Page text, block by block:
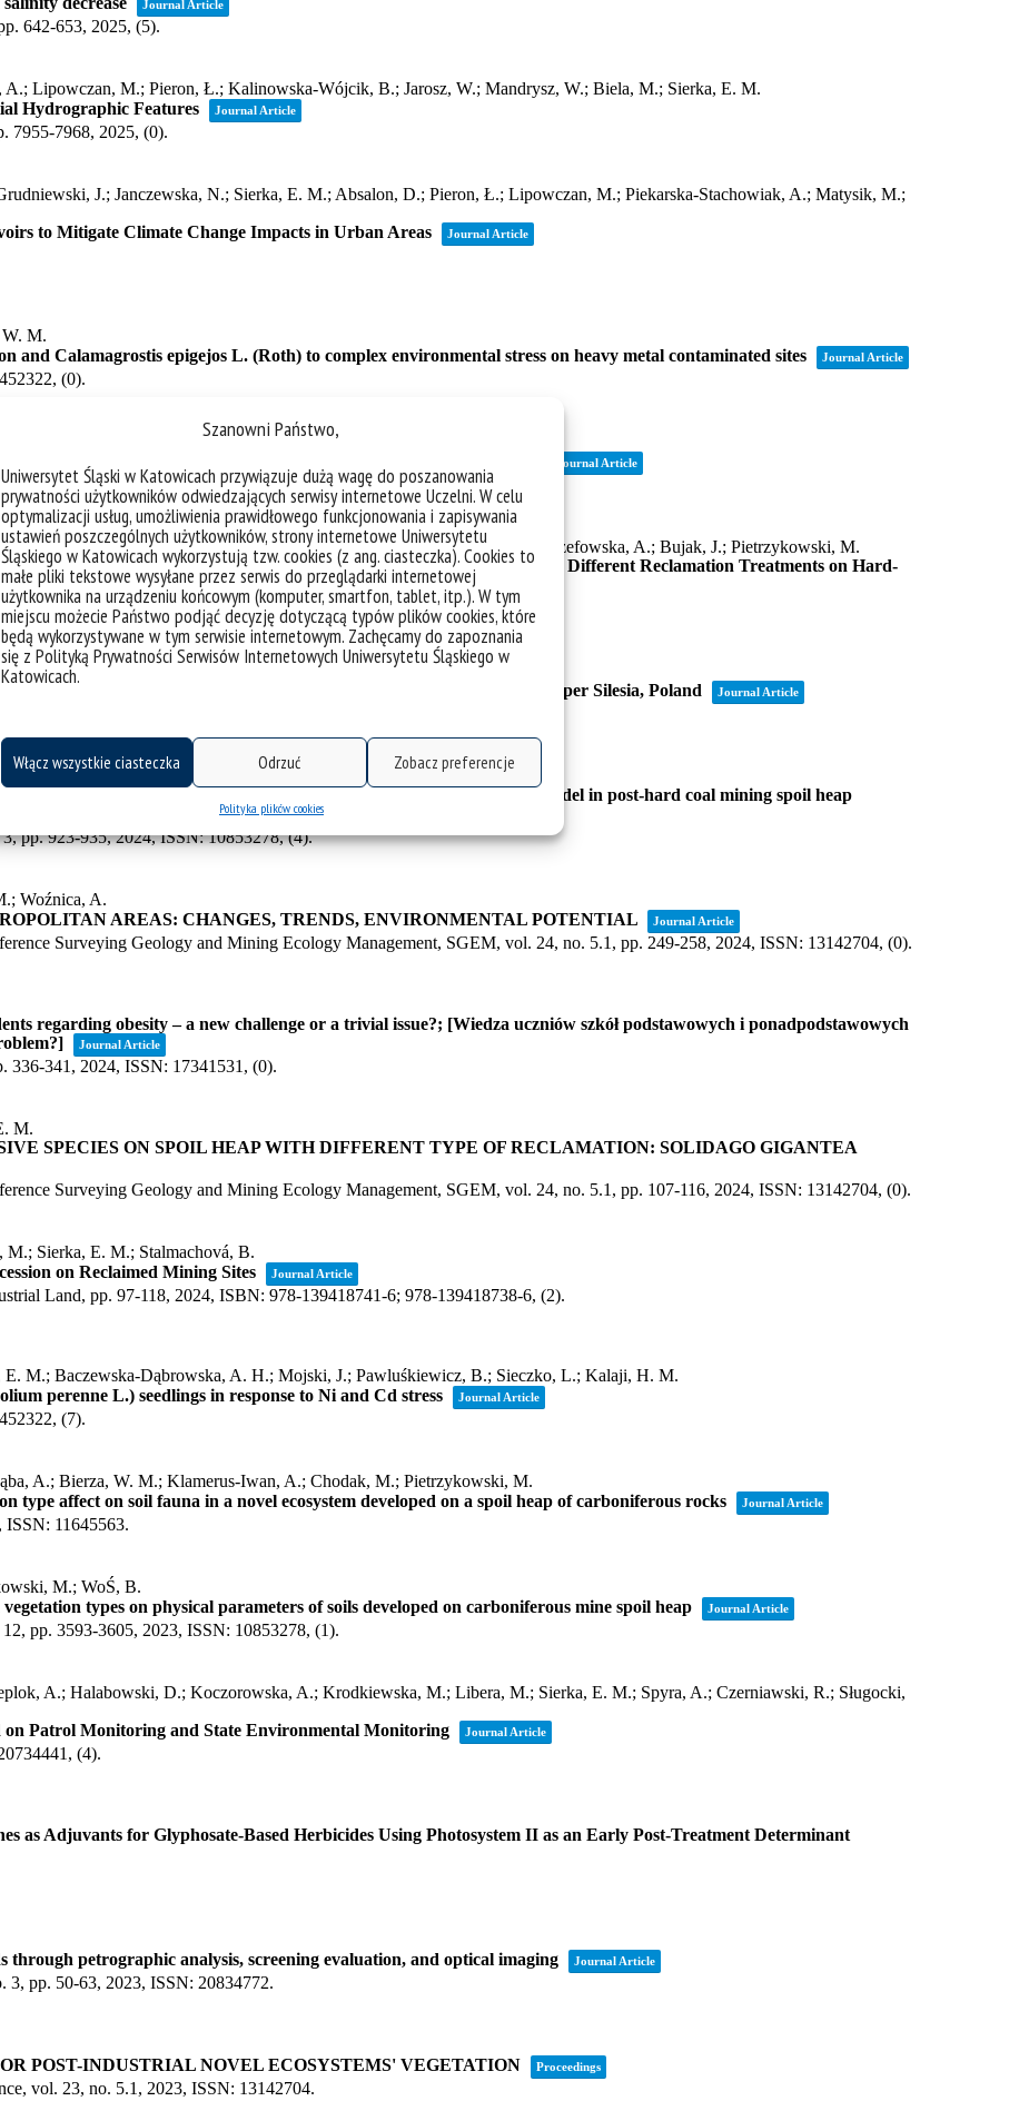
Szanowni Państwo,
Uniwersytet Śląski w Katowicach przywiązuje dużą wagę do poszanowania
prywatności użytkowników odwiedzających serwisy internetowe Uczelni. W celu
optymalizacji usług, umożliwienia prawidłowego funkcjonowania i zapisywania
ustawień poszczególnych użytkowników, strony internetowe Uniwersytetu
Śląskiego w Katowicach wykorzystują tzw. cookies (z ang. ciasteczka). Cookies to
małe pliki tekstowe wysyłane przez serwis do przeglądarki internetowej
użytkownika na urządzeniu końcowym (komputer, smartfon, tablet, itp.). W tym
miejscu możecie Państwo podjąć decyzję dotyczącą typów plików cookies, które
będą wykorzystywane w tym serwisie internetowym. Zachęcamy do zapoznania
się z Polityką Prywatności Serwisów Internetowych Uniwersytetu Śląskiego w
Katowicach.
Włącz wszystkie ciasteczka Odrzuć Zobacz preferencje
Polityka plików cookies